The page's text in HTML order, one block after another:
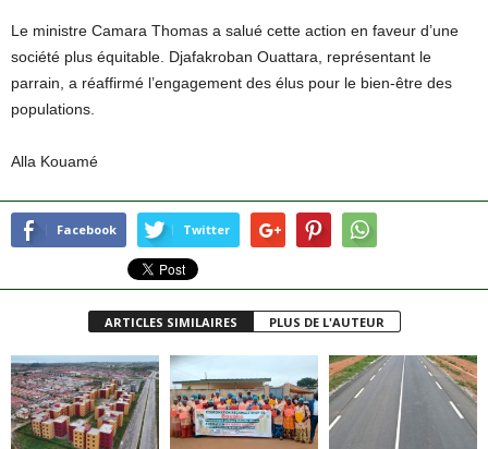
Le ministre Camara Thomas a salué cette action en faveur d’une
société plus équitable. Djafakroban Ouattara, représentant le
parrain, a réaffirmé l’engagement des élus pour le bien-être des
populations.
Alla Kouamé
Facebook Twitter
ARTICLES SIMILAIRES PLUS DE L'AUTEUR